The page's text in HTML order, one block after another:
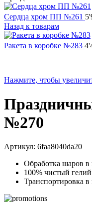
Сердца хром ПП №261
Назад к товарам
Ракета в коробке №283
Нажмите, чтобы
№270
Артикул: 6faa8040da20
Обработка шаров в
100% чистый
Транспортировка в